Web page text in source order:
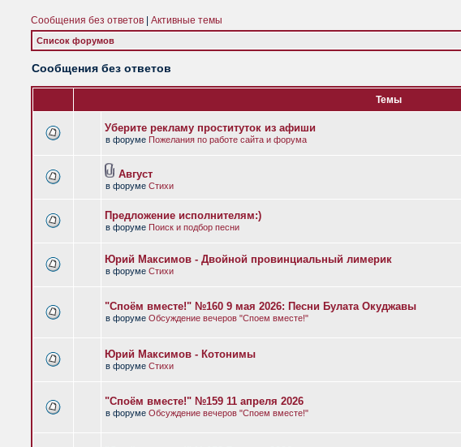
Сообщения без ответов Активные темы
Список форумов
Сообщения без ответов
Темы
Уберите рекламу проституток из афиши
в форуме Пожелания по работе сайта и форума
Август
в форуме Стихи
Предложение исполнителям:)
в форуме Поиск и подбор песни
Юрий Максимов - Двойной провинциальный лимерик
в форуме Стихи
"Споём вместе!" №160 9 мая 2026: Песни Булата Окуджавы
в форуме Обсуждение вечеров "Споем вместе!"
Юрий Максимов - Котонимы
в форуме Стихи
"Споём вместе!" №159 11 апреля 2026
в форуме Обсуждение вечеров "Споем вместе!"